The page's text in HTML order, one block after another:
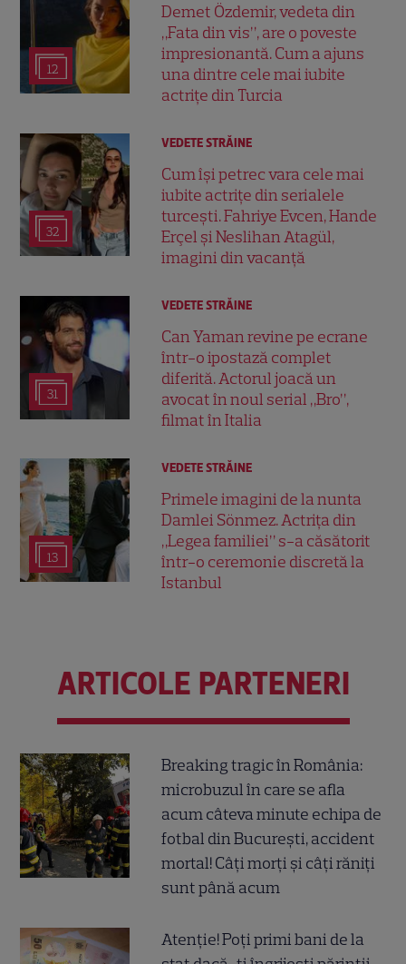
12
Demet Özdemir, vedeta din
„Fata din vis”, are o poveste
impresionantă. Cum a ajuns
una dintre cele mai iubite
actrițe din Turcia
32
VEDETE STRĂINE
Cum își petrec vara cele mai
iubite actrițe din serialele
turcești. Fahriye Evcen, Hande
Erçel și Neslihan Atagül,
imagini din vacanță
31
VEDETE STRĂINE
Can Yaman revine pe ecrane
într-o ipostază complet
diferită. Actorul joacă un
avocat în noul serial „Bro”,
filmat în Italia
13
VEDETE STRĂINE
Primele imagini de la nunta
Damlei Sönmez. Actrița din
„Legea familiei” s-a căsătorit
într-o ceremonie discretă la
Istanbul
ARTICOLE PARTENERI
Breaking tragic în România:
microbuzul în care se afla
acum câteva minute echipa de
fotbal din București, accident
mortal! Câți morți și câți răniți
sunt până acum
Atenție! Poți primi bani de la